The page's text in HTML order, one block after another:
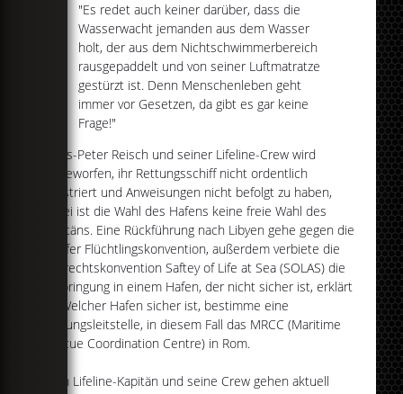
"Es redet auch keiner darüber, dass die
Wasserwacht jemanden aus dem Wasser
holt, der aus dem Nichtschwimmerbereich
rausgepaddelt und von seiner Luftmatratze
gestürzt ist. Denn Menschenleben geht
immer vor Gesetzen, da gibt es gar keine
Frage!"
Claus-Peter Reisch und seiner Lifeline-Crew wird
vorgeworfen, ihr Rettungsschiff nicht ordentlich
registriert und Anweisungen nicht befolgt zu haben,
dabei ist die Wahl des Hafens keine freie Wahl des
Kapitäns. Eine Rückführung nach Libyen gehe gegen die
Genfer Flüchtlingskonvention, außerdem verbiete die
Seerechtskonvention Saftey of Life at Sea (SOLAS) die
Verbringung in einem Hafen, der nicht sicher ist, erklärt
er. Welcher Hafen sicher ist, bestimme eine
Rettungsleitstelle, in diesem Fall das MRCC (Maritime
Rescue Coordination Centre) in Rom.
Dem Lifeline-Kapitän und seine Crew gehen aktuell